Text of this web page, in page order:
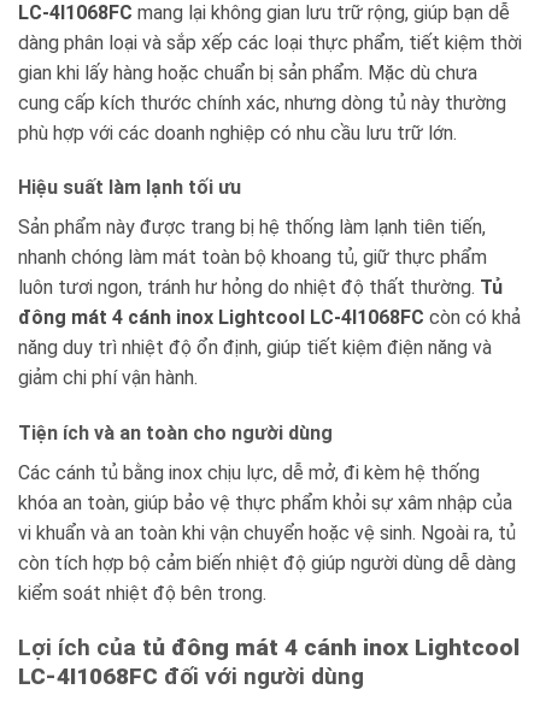
LC-4I1068FC mang lại không gian lưu trữ rộng, giúp bạn dễ
dàng phân loại và sắp xếp các loại thực phẩm, tiết kiệm thời
gian khi lấy hàng hoặc chuẩn bị sản phẩm. Mặc dù chưa
cung cấp kích thước chính xác, nhưng dòng tủ này thường
phù hợp với các doanh nghiệp có nhu cầu lưu trữ lớn.
Hiệu suất làm lạnh tối ưu
Sản phẩm này được trang bị hệ thống làm lạnh tiên tiến,
nhanh chóng làm mát toàn bộ khoang tủ, giữ thực phẩm
luôn tươi ngon, tránh hư hỏng do nhiệt độ thất thường. Tủ
đông mát 4 cánh inox Lightcool LC-4I1068FC còn có khả
năng duy trì nhiệt độ ổn định, giúp tiết kiệm điện năng và
giảm chi phí vận hành.
Tiện ích và an toàn cho người dùng
Các cánh tủ bằng inox chịu lực, dễ mở, đi kèm hệ thống
khóa an toàn, giúp bảo vệ thực phẩm khỏi sự xâm nhập của
vi khuẩn và an toàn khi vận chuyển hoặc vệ sinh. Ngoài ra, tủ
còn tích hợp bộ cảm biến nhiệt độ giúp người dùng dễ dàng
kiểm soát nhiệt độ bên trong.
Lợi ích của tủ đông mát 4 cánh inox Lightcool
LC-4I1068FC đối với người dùng